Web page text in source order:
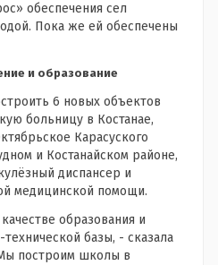
обеспечения сел
Пока же ей обеспечены
и образование
6 новых объектов
больницу в Костанае,
Карасуского
и Костанайском районе,
диспансер и
медицинской помощи.
образования и
базы, - сказала
построим школы в